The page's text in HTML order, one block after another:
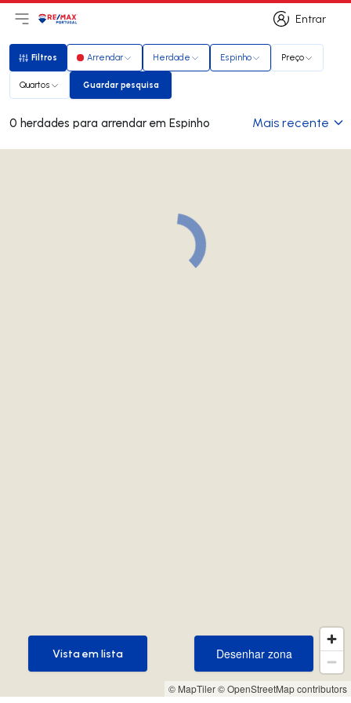
Entrar
Entrar
Abri menu principal
LogoIr para página inicial
Filtros
Filtros Arrendar Herdade Espinho Preço
Quartos Guardar pesquisa
Guardar pesquisa
0 herdades para arrendar em Espinho Mais recente
© MapTiler© OpenStreetMap contributors
Desenhar zona
Desenhar zona
Vista em lista
Vista em lista